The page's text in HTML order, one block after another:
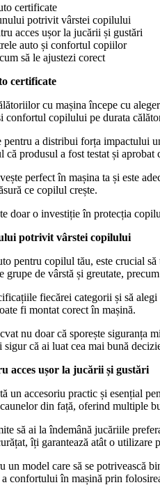
certificate
potrivit vârstei copilului
acces ușor la jucării și gustări
auto și confortul copiilor
să le ajustezi corect
certificate
cu mașina începe cu
confortul copilului pe durata
pentru a distribui forța
că produsul a fost testat și
perfect în mașina ta și este
ce copilul crește.
doar o investiție în protecția
potrivit vârstei copilului
pentru copilul tău, este crucial
de vârstă și greutate,
fiecărei categorii și să
fi montat corect în mașină.
nu doar că sporește siguranța
că ai luat cea mai bună
acces ușor la jucării și gustări
un accesoriu practic și esențial
din față, oferind multiple
să ai la îndemână jucăriile
îți garantează atât o utilizare
un model care să se potrivească
confortului în mașină prin